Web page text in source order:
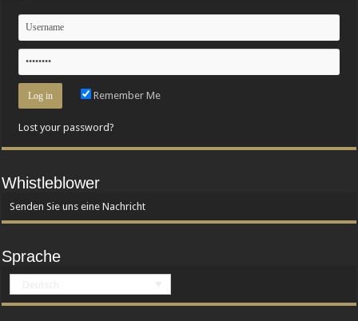
Remember Me
Lost your password?
Whistleblower
Senden Sie uns eine Nachricht
Sprache